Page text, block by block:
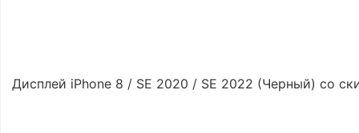
Дисплей iPhone 8 / SE 2020 / SE 2022 (Черный) со